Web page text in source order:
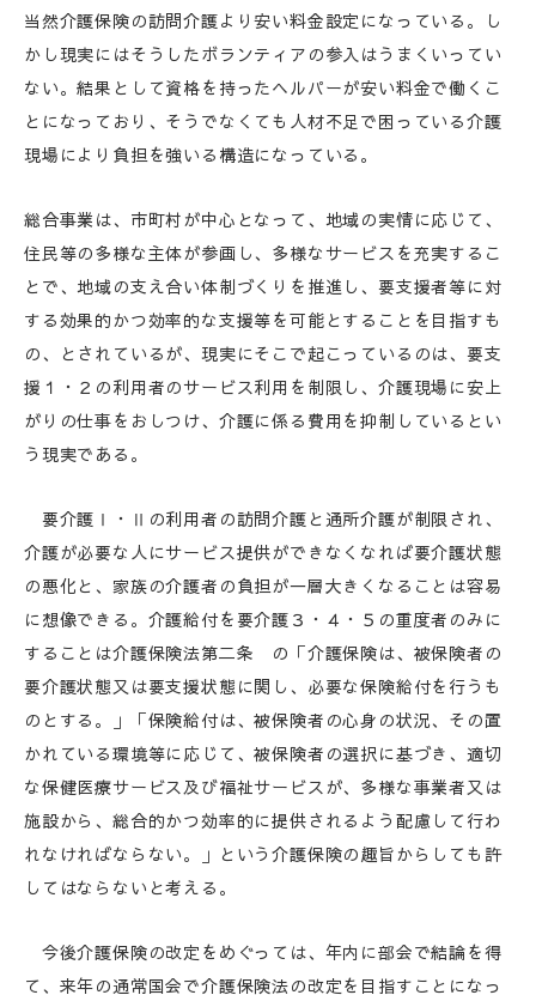
当然介護保険の訪問介護より安い料金設定になっている。し
かし現実にはそうしたボランティアの参入はうまくいってい
ない。結果として資格を持ったヘルパーが安い料金で働くこ
とになっており、そうでなくても人材不足で困っている介護
現場により負担を強いる構造になっている。
総合事業は、市町村が中心となって、地域の実情に応じて、
住民等の多様な主体が参画し、多様なサービスを充実するこ
とで、地域の支え合い体制づくりを推進し、要支援者等に対
する効果的かつ効率的な支援等を可能とすることを目指すも
の、とされているが、現実にそこで起こっているのは、要支
援１・２の利用者のサービス利用を制限し、介護現場に安上
がりの仕事をおしつけ、介護に係る費用を抑制しているとい
う現実である。
要介護Ⅰ・Ⅱの利用者の訪問介護と通所介護が制限され、
介護が必要な人にサービス提供ができなくなれば要介護状態
の悪化と、家族の介護者の負担が一層大きくなることは容易
に想像できる。介護給付を要介護３・４・５の重度者のみに
することは介護保険法第二条 の「介護保険は、被保険者の
要介護状態又は要支援状態に関し、必要な保険給付を行うも
のとする。」「保険給付は、被保険者の心身の状況、その置
かれている環境等に応じて、被保険者の選択に基づき、適切
な保健医療サービス及び福祉サービスが、多様な事業者又は
施設から、総合的かつ効率的に提供されるよう配慮して行わ
れなければならない。」という介護保険の趣旨からしても許
してはならないと考える。
今後介護保険の改定をめぐっては、年内に部会で結論を得
て、来年の通常国会で介護保険法の改定を目指すことになっ